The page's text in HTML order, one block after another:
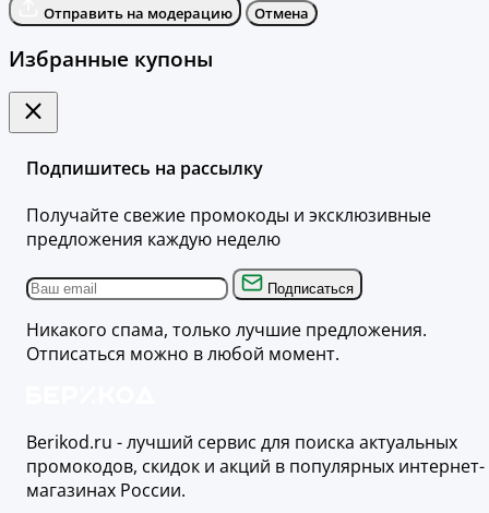
Отправить на модерацию Отмена
Избранные купоны
Подпишитесь на рассылку
Получайте свежие промокоды и эксклюзивные
предложения каждую неделю
Подписаться
Никакого спама, только лучшие предложения.
Отписаться можно в любой момент.
Berikod.ru - лучший сервис для поиска актуальных
промокодов, скидок и акций в популярных интернет-
магазинах России.